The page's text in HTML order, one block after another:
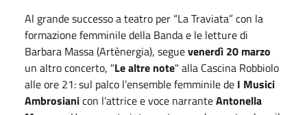
Al grande successo a teatro per “La Traviata” con la
formazione femminile della Banda e le letture di
Barbara Massa (Artènergia), seguevenerdì 20 marzo
un altro concerto, "Le altre note" alla Cascina Robbiolo
alle ore 21: sul palco l’ensemble femminile de I Musici
Ambrosianicon l’attrice e voce narranteAntonella